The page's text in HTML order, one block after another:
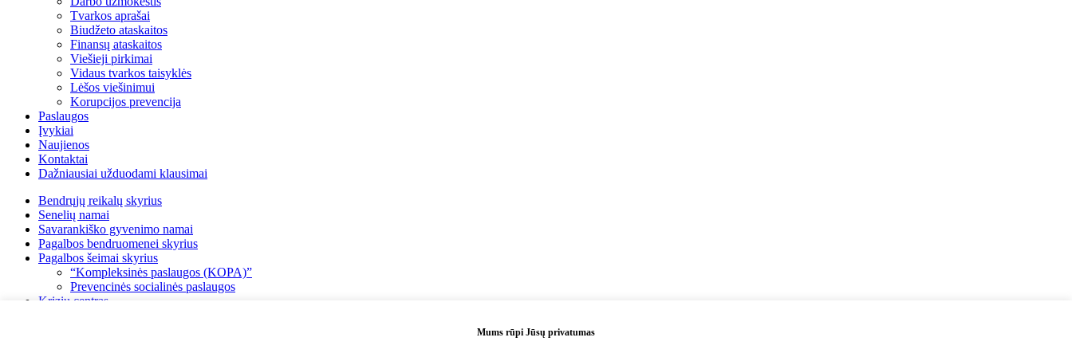
Tvarkos aprašai
Biudžeto ataskaitos
Finansų ataskaitos
Viešieji pirkimai
Vidaus tvarkos taisyklės
Lėšos viešinimui
Korupcijos prevencija
Paslaugos
Įvykiai
Naujienos
Kontaktai
Dažniausiai užduodami klausimai
Bendrųjų reikalų skyrius
Senelių namai
Savarankiško gyvenimo namai
Pagalbos bendruomenei skyrius
Pagalbos šeimai skyrius
“Kompleksinės paslaugos (KOPA)”
Prevencinės socialinės paslaugos
Krizių centras
Mums rūpi Jūsų privatumas